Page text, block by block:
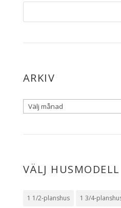
ARKIV
VÄLJ HUSMODELL
1 1/2-planshus 1 3/4-